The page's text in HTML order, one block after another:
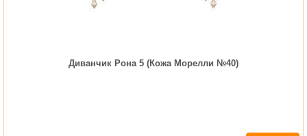
Диванчик Рона 5 (Кожа Морелли №40)